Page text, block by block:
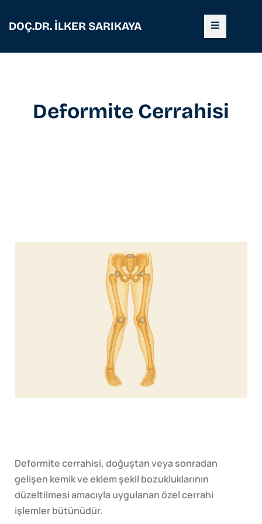
DOÇ.DR. İLKER SARIKAYA
Deformite Cerrahisi
Deformite cerrahisi, doğuştan veya sonradan
gelişen kemik ve eklem şekil bozukluklarının
düzeltilmesi amacıyla uygulanan özel cerrahi
işlemler bütünüdür.